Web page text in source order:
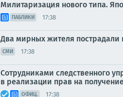
Милитаризация нового типа.
ПАБЛИКИ 17:38
Два мирных жителя пострадали
СМИ 17:38
Сотрудниками следственного
в реализации прав на
ОФИЦ. 17:38